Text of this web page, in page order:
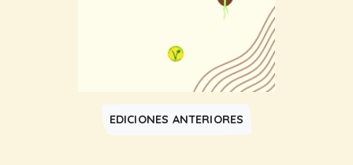
EDICIONES ANTERIORES